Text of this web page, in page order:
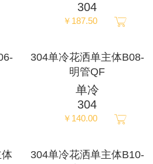
ພາສາລາວ
Pусский
français
304
￥187.50
304单冷花洒单主体B08-
明管QF
单冷
304
￥140.00
304单冷花洒单主体B10-